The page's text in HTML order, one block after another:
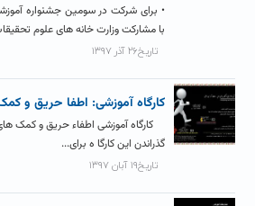
• برای شرکت در سومین جشنواره
با مشارکت وزارت خانه های علوم
تاریخ۲۶ آذر ۱۳۹۷
کارگاه آموزشی: اطفا حریق و
کارگاه آموزشی اطفاء حریق و کمک
گذراندن این کارگا ه برای...
تاریخ۱۹ آبان ۱۳۹۷